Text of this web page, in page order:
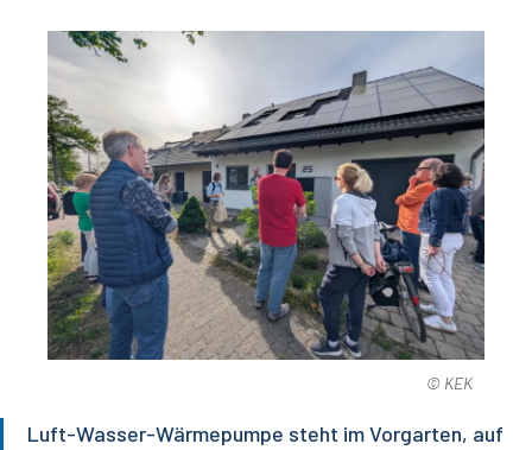
© KEK
Luft-Wasser-Wärmepumpe steht im Vorgarten, auf